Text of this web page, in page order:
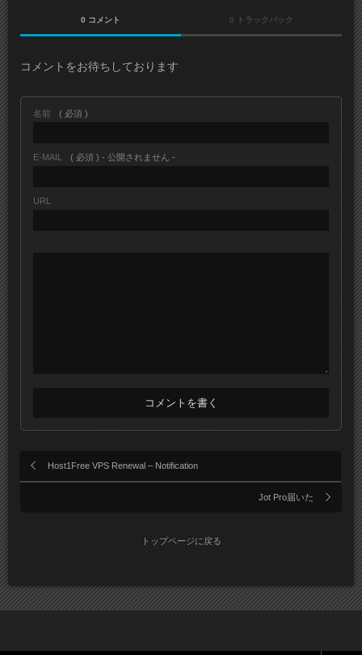
0 コメント 0 トラックバック
コメントをお待ちしております
名前 ( 必須 )
E-MAIL ( 必須 ) - 公開されません -
URL
Host1Free VPS Renewal – Notification
Jot Pro届いた
トップページに戻る